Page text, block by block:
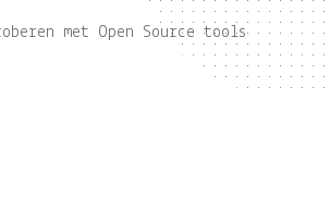
met Open Source tools